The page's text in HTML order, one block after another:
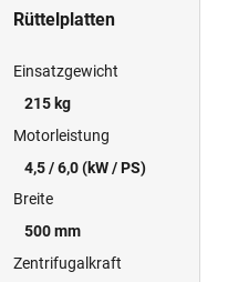
Rüttelplatten
Einsatzgewicht
215 kg
Motorleistung
4,5 / 6,0 (kW / PS)
Breite
500 mm
Zentrifugalkraft